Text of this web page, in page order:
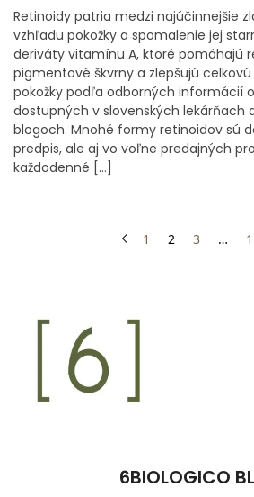
Retinoidy patria medzi najúčinnejšie
vzhľadu pokožky a spomalenie jej
deriváty vitamínu A, ktoré pomáhajú
pigmentové škvrny a zlepšujú
pokožky podľa odborných informácií
dostupných v slovenských lekárňach
blogoch. Mnohé formy retinoidov sú
predpis, ale aj vo voľne predajných
každodenné […]
1 2 3 …
6BIOLOGICO